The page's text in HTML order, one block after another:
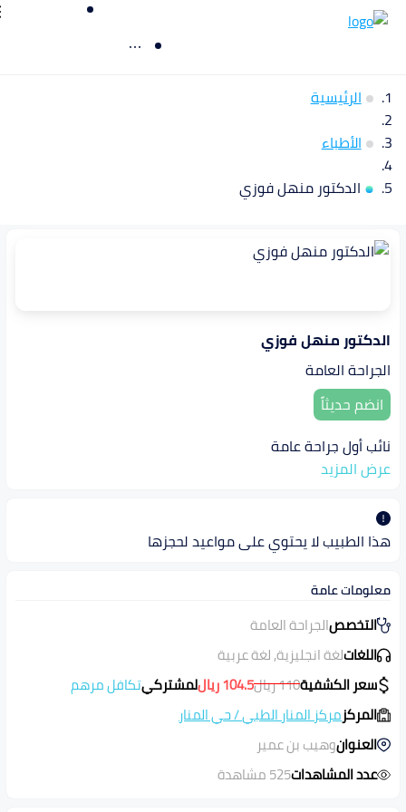
الرئيسية
الأطباء
الدكتور منهل فوزي
الدكتور منهل فوزي
الجراحة العامة
انضم حديثاً
نائب أول جراحة عامة
عرض المزيد
هذا الطبيب لا يحتوي على مواعيد لحجزها
معلومات عامة
التخصصالجراحة العامة
اللغاتلغة انجليزية, لغة عربية
سعر الكشفية110ريال104.5رياللمشتركيتكافل مرهم
المركزمركز المنار الطبي/حي المنار
العنوانوهيب بن عمير
عدد المشاهدات525 مشاهدة